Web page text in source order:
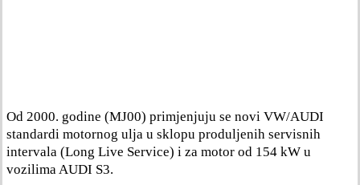
Od 2000. godine (MJ00) primjenjuju se novi VW/AUDI
standardi motornog ulja u sklopu produljenih servisnih
intervala (Long Live Service) i za motor od 154 kW u
vozilima AUDI S3.